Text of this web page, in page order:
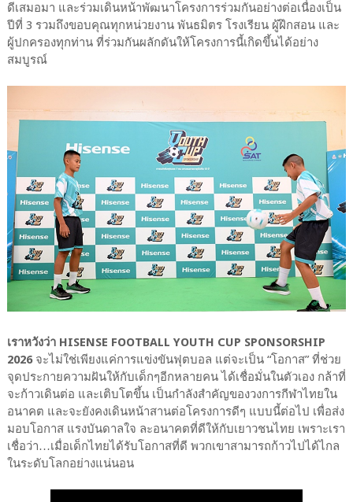
ดีเสมอมา และร่วมเดินหน้าพัฒนาโครงการร่วมกันอย่างต่อเนื่องเป็น
ปีที่ 3 รวมถึงขอบคุณทุกหน่วยงาน พันธมิตร โรงเรียน ผู้ฝึกสอน และ
ผู้ปกครองทุกท่าน ที่ร่วมกันผลักดันให้โครงการนี้เกิดขึ้นได้อย่าง
สมบูรณ์
เราหวังว่า HISENSE FOOTBALL YOUTH CUP SPONSORSHIP
2026จะไม่ใช่เพียงแค่การแข่งขันฟุตบอล แต่จะเป็น “โอกาส” ที่ช่วย
จุดประกายความฝันให้กับเด็กๆอีกหลายคน ได้เชื่อมั่นในตัวเอง กล้าที่
จะก้าวเดินต่อ และเติบโตขึ้น เป็นกำลังสำคัญของวงการกีฬาไทยใน
อนาคต และจะยังคงเดินหน้าสานต่อโครงการดีๆ แบบนี้ต่อไป เพื่อส่ง
มอบโอกาส แรงบันดาลใจ ละอนาคตที่ดีให้กับเยาวชนไทย เพราะเรา
เชื่อว่า…เมื่อเด็กไทยได้รับโอกาสที่ดี พวกเขาสามารถก้าวไปได้ไกล
ในระดับโลกอย่างแน่นอน